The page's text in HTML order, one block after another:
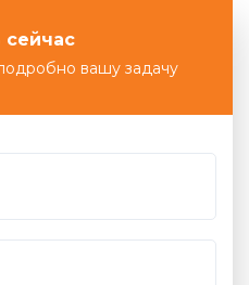
сейчас
вашу задачу